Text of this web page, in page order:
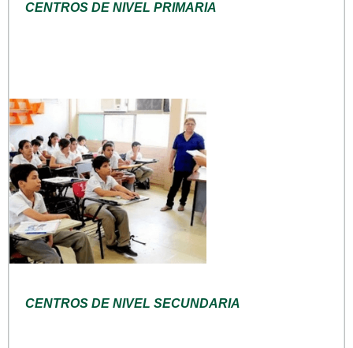
CENTROS DE NIVEL PRIMARIA
CENTROS DE NIVEL SECUNDARIA